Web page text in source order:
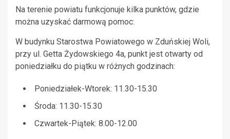
Na terenie powiatu funkcjonuje kilka punktów, gdzie
można uzyskać darmową pomoc:
W budynku Starostwa Powiatowego w Zduńskiej Woli,
przy ul. Getta Żydowskiego 4a, punkt jest otwarty od
poniedziałku do piątku w różnych godzinach:
Poniedziałek-Wtorek: 11.30-15.30
Środa: 11.30-15.30
Czwartek-Piątek: 8.00-12.00